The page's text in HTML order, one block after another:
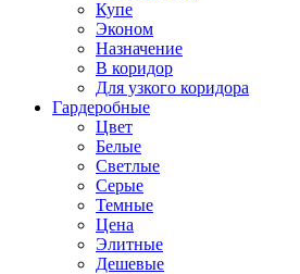
Купе
Эконом
Назначение
В коридор
Для узкого коридора
Гардеробные
Цвет
Белые
Светлые
Серые
Темные
Цена
Элитные
Дешевые